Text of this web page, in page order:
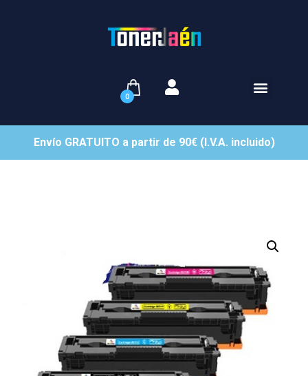
0
Envío GRATUITO a partir de 90€ (I.V.A. incluido)